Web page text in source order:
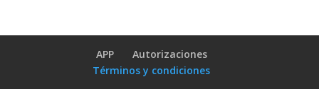
APP
Autorizaciones
Términos y condiciones